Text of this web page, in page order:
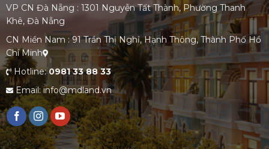
VP CN Đà Nẵng : 1301 Nguyễn Tất Thành, Phường Thanh
Khê, Đà Nẵng
CN Miền Nam : 91 Trần Thị Nghỉ, Hạnh Thông, Thành Phố Hồ
Chí Minh
Hotline:0981 33 88 33
Email: info@mdland.vn